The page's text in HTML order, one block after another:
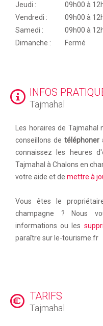
Jeudi :
09h00 à
Vendredi :
09h00 à
Samedi :
09h00 à
Dimanche :
Fermé
INFOS
Tajmahal
Les horaires de Tajmahal
conseillons de téléphoner
connaissez les heures
Tajmahal à Chalons en
votre aide et de mettre à
Vous êtes le
champagne ? Nous
informations ou les
paraître sur le-tourisme.fr
TARIFS
Tajmahal